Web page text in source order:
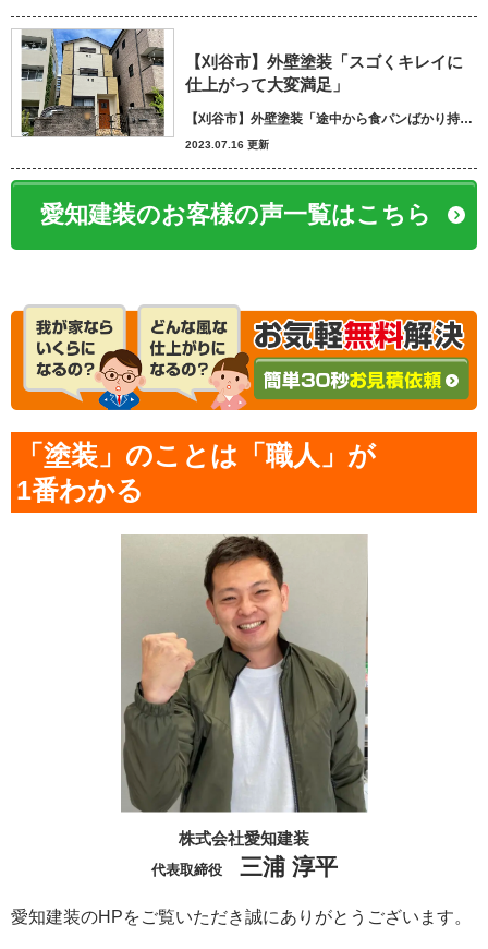
【刈谷市】外壁塗装「スゴくキレイに
仕上がって大変満足」
【刈谷市】外壁塗装「途中から食パンばかり持ってきてパン屋さんかと思いました笑」
2023.07.16 更新
愛知建装のお客様の声一覧はこちら
「塗装」のことは「職人」が
1番わかる
株式会社愛知建装
代表取締役 三浦 淳平
愛知建装のHPをご覧いただき誠にありがとうございます。